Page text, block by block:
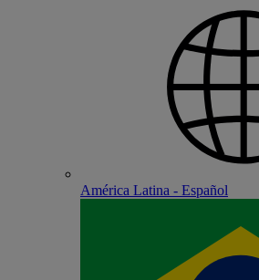
América Latina - Español